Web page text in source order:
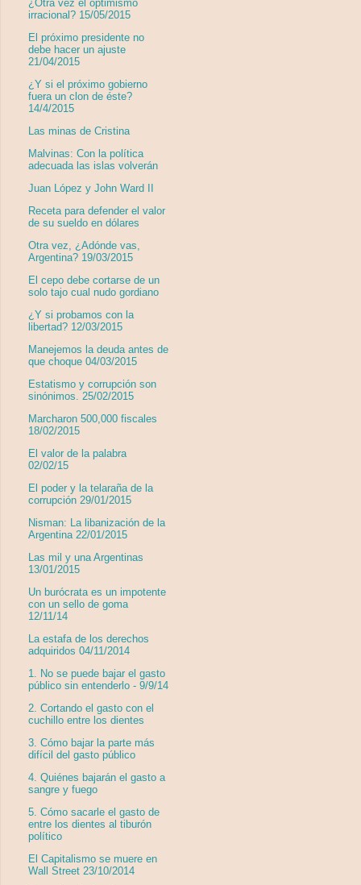
¿Otra vez el optimismo
irracional? 15/05/2015
El próximo presidente no
debe hacer un ajuste
21/04/2015
¿Y si el próximo gobierno
fuera un clon de éste?
14/4/2015
Las minas de Cristina
Malvinas: Con la política
adecuada las islas volverán
Juan López y John Ward II
Receta para defender el valor
de su sueldo en dólares
Otra vez, ¿Adónde vas,
Argentina? 19/03/2015
El cepo debe cortarse de un
solo tajo cual nudo gordiano
¿Y si probamos con la
libertad? 12/03/2015
Manejemos la deuda antes de
que choque 04/03/2015
Estatismo y corrupción son
sinónimos. 25/02/2015
Marcharon 500,000 fiscales
18/02/2015
El valor de la palabra
02/02/15
El poder y la telaraña de la
corrupción 29/01/2015
Nisman: La libanización de la
Argentina 22/01/2015
Las mil y una Argentinas
13/01/2015
Un burócrata es un impotente
con un sello de goma
12/11/14
La estafa de los derechos
adquiridos 04/11/2014
1. No se puede bajar el gasto
público sin entenderlo - 9/9/14
2. Cortando el gasto con el
cuchillo entre los dientes
3. Cómo bajar la parte más
difícil del gasto público
4. Quiénes bajarán el gasto a
sangre y fuego
5. Cómo sacarle el gasto de
entre los dientes al tiburón
político
El Capitalismo se muere en
Wall Street 23/10/2014